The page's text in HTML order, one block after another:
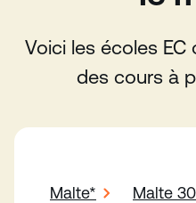
Voici les écoles
des cours à
Malte* Malte